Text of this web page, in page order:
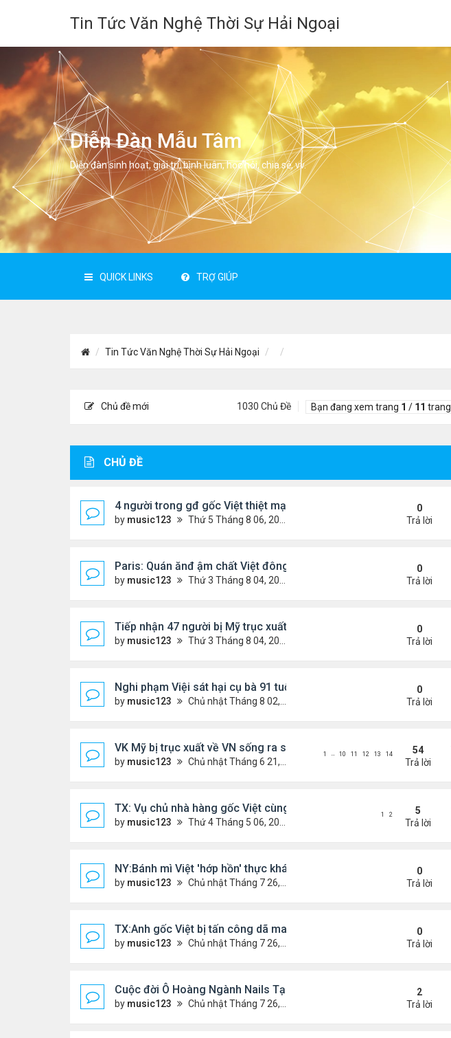
Tin Tức Văn Nghệ Thời Sự Hải Ngoại
Diễn Đàn Mẫu Tâm
Diễn đàn sinh hoạt, giải trí, bình luân, học hỏi, chia sẻ, vv.
QUICK LINKS TRỢ GIÚP
Tin Tức Văn Nghệ Thời Sự Hải Ngoại
Chủ đề mới 1030 Chủ Đề Bạn đang xem trang 1 / 11 trang
CHỦ ĐỀ
4 người trong gđ gốc Việt thiệt mạng vì tai nạn xe hơi
by music123 Thứ 5 Tháng 8 06, 2026 4:06 pm
0
Trả lời
Paris: Quán ănđ ậm chất Việt đông kín khách chờ
by music123 Thứ 3 Tháng 8 04, 2026 5:31 pm
0
Trả lời
Tiếp nhận 47 người bị Mỹ trục xuất, Công an khuyến cáo
by music123 Thứ 3 Tháng 8 04, 2026 5:09 pm
0
Trả lời
Nghi phạm Việi sát hại cụ bà 91 tuổi, phi tang xác trong rừng
by music123 Chủ nhật Tháng 8 02, 2026 6:14 pm
0
Trả lời
VK Mỹ bị trục xuất về VN sống ra sao
by music123 Chủ nhật Tháng 6 21, 2026 7:33 pm
54
Trả lời
1 … 10 11 12 13 14
TX: Vụ chủ nhà hàng gốc Việt cùng hai con bị chồng sát hại
by music123 Thứ 4 Tháng 5 06, 2026 4:53 am
5
Trả lời
1 2
NY:Bánh mì Việt 'hớp hồn' thực khách Mỹ
by music123 Chủ nhật Tháng 7 26, 2026 4:58 pm
0
Trả lời
TX:Anh gốc Việt bị tấn công dã man, khó qua khỏi
by music123 Chủ nhật Tháng 7 26, 2026 4:24 pm
0
Trả lời
Cuộc đời Ô Hoàng Ngành Nails Tại Mỹ
by music123 Chủ nhật Tháng 7 26, 2026 4:17 pm
2
Trả lời